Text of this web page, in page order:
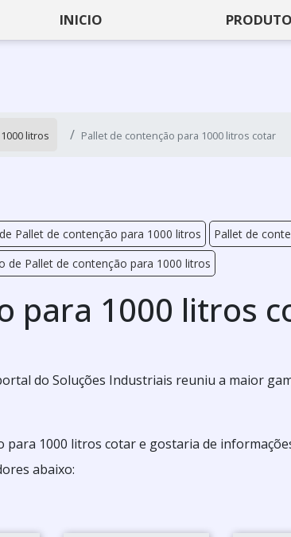
INICIO
litros Pallet de contenção para 1000 litros cotar
Pallet de contenção para 1000 litros
Pallet de
de Pallet de contenção para 1000 litros
para 1000 litros
do Soluções Industriais reuniu a maior
para 1000 litros cotar e gostaria de
abaixo: